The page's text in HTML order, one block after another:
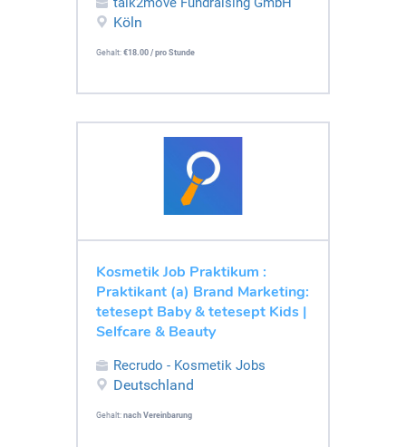
Köln
Gehalt: €18.00 / pro Stunde
Kosmetik Job Praktikum :
Praktikant (a) Brand Marketing:
tetesept Baby & tetesept Kids |
Selfcare & Beauty
Recrudo - Kosmetik Jobs
Deutschland
Gehalt: nach Vereinbarung